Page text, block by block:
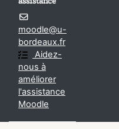
moodle@u-
bordeaux.fr
Aidez-
nous à
améliorer
l'assistance
Moodle